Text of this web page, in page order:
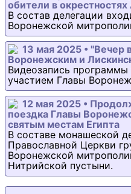
обители в
В состав делегации
Воронежской
13 мая 2025 • "Вечер
Воронежским и
Видеозапись программы
участием Главы
12 мая 2025 •
поездка Главы
святым местам Египта
В составе монашеской
Православной Церкви
Воронежской
Нитрийской пустыни.